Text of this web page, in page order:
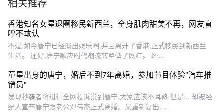
相关推荐
香港知名女星退圈移民新西兰，全身肌肉甜美不再，网友直
呼不敢认
不过,如今唐宁已经淡出娱乐圈,并且离开了香港,正式移民到新西兰
生活。 还好,唐宁顺应时代潮流转型做了网红。 经...
童星出身的唐宁，婚后不到7年离婚，参加节目体验"汽车推
销员"
发现抄袭者将进行全网投诉说到唐宁,大家应该不耳熟,但是... 却被经
纪人宣布唐宁跟老公邓伟杰正式离婚。又重新复出,...